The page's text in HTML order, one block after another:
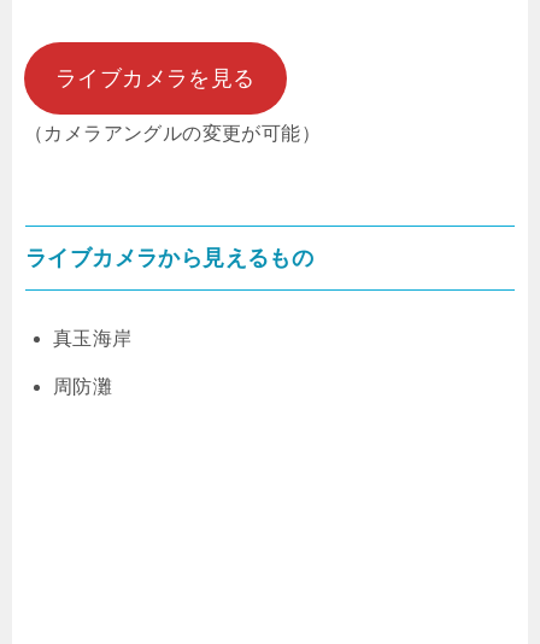
ライブカメラを見る
（カメラアングルの変更が可能）
ライブカメラから見えるもの
真玉海岸
周防灘